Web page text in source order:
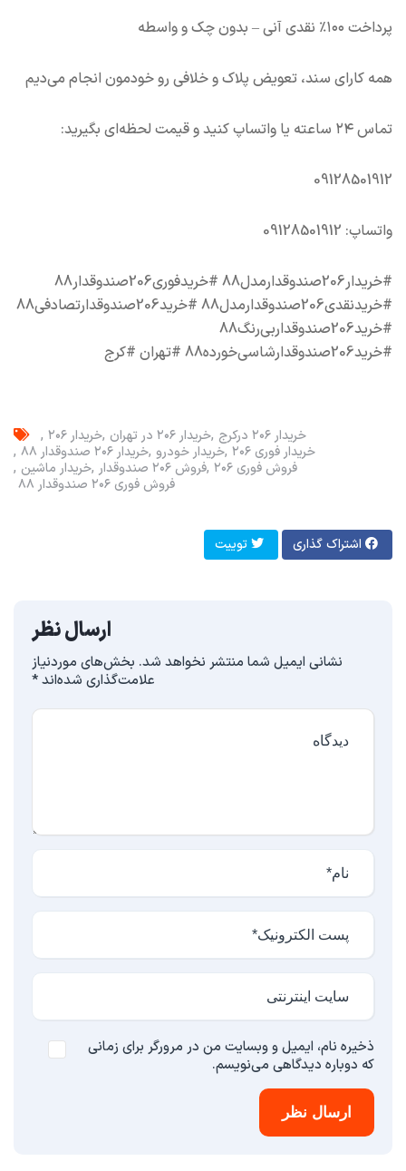
پرداخت ۱۰۰٪ نقدی آنی – بدون چک و واسطه
همه کارای سند، تعویض پلاک و خلافی رو خودمون انجام می‌دیم
تماس ۲۴ ساعته یا واتساپ کنید و قیمت لحظه‌ای بگیرید:
09128501912
واتساپ: 09128501912
#خریدار206صندوقدارمدل88 #خریدفوری206صندوقدار88
#خریدنقدی206صندوقدارمدل88 #خرید206صندوقدارتصادفی88
#خرید206صندوقداربی‌رنگ88
#خرید206صندوقدارشاسی‌خورده88 #تهران #کرج
خریدار ۲۰۶ خریدار ۲۰۶ در تهران
خریدار ۲۰۶ در‌کرج
خریدار ۲۰۶ صندوقدار ۸۸ خریدار خودرو
خریدار فوری ۲۰۶
خریدار ماشین
فروش ۲۰۶ صندوقدار
فروش فوری ۲۰۶
فروش فوری ۲۰۶ صندوقدار ۸۸
اشتراک گذاری توییت
ارسال نظر
نشانی ایمیل شما منتشر نخواهد شد. بخش‌های موردنیاز
علامت‌گذاری شده‌اند*
ذخیره نام، ایمیل و وبسایت من در مرورگر برای زمانی
که دوباره دیدگاهی می‌نویسم.
ارسال نظر